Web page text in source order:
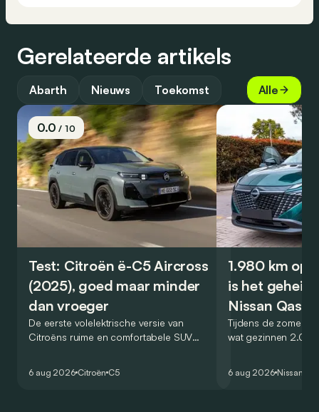
Gerelateerde artikels
Abarth Nieuws Toekomst Alle
0.0/ 10
Test: Citroën ë-C5 Aircross
(2025), goed maar minder
dan vroeger
De eerste volelektrische versie van
Citroëns ruime en comfortabele SUV
dat ook gelukt?
6 aug 2026 Citroën C5
1.980 km op
is het
Nissan
Tijdens de
wat gezinnen
één tankstation of
6 aug 2026 Nissan